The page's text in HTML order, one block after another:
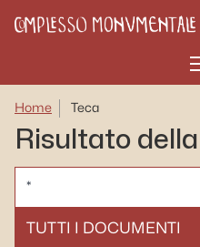
Home Teca
Risultato
SELEZIONA UN DOCUMENTO